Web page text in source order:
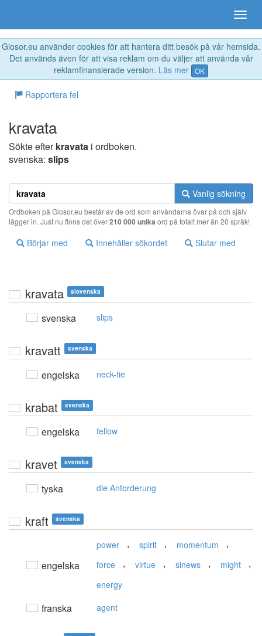
Glosor.eu använder cookies för att hantera ditt besök på vår hemsida.
Det används även för att visa reklam om du väljer att använda vår
reklamfinansierade version. Läs mer OK
Rapportera fel
kravata
Sökte efterkravata i ordboken.
svenska: slips
Vanlig sökning
Ordboken på Glosor.eu består av de ord som användarna övar på och själv
lägger in. Just nu finns det över210 000 unika ord på totalt mer än 20 språk!
Börjar med Innehåller sökordet Slutar med
kravata slovenska
svenska slips
kravatt svenska
engelska neck-tie
krabat svenska
engelska fellow
kravet svenska
tyska die Anforderung
kraft svenska
engelska
power , spirit , momentum ,
force , virtue , sinews , might ,
energy
franska agent